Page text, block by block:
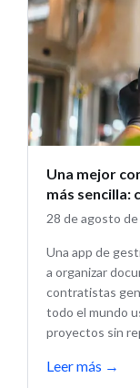
Una mejor
más sencilla:
28 de agosto
Una app de
a organizar
contratistas
todo el mundo
proyectos sin
Leer más →